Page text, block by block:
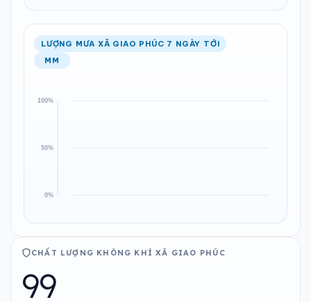
LƯỢNG MƯA XÃ GIAO PHÚC 7 NGÀY TỚI
MM
CHẤT LƯỢNG KHÔNG KHÍ XÃ GIAO PHÚC
99